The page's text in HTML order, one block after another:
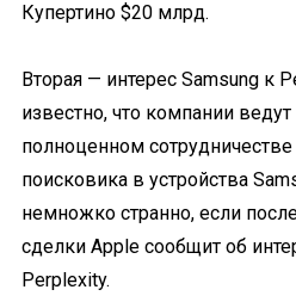
Купертино $20 млрд.
Вторая — интерес Samsung к
известно, что компании
полноценном сотрудничестве
поисковика в устройства
немножко странно, если
сделки Apple сообщит об
Perplexity.